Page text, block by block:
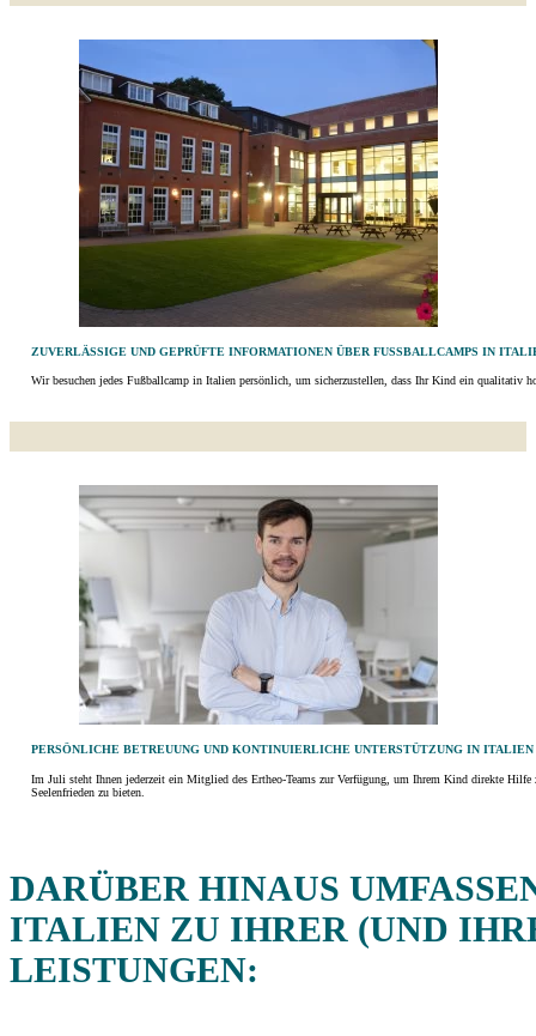
ZUVERLÄSSIGE UND GEPRÜFTE INFORMATIONEN ÜBER FUSSBALLCAMPS IN
Wir besuchen jedes Fußballcamp in Italien persönlich, um sicherzustellen, dass Ihr Kind ein qualitativ
PERSÖNLICHE BETREUUNG UND KONTINUIERLICHE UNTERSTÜTZUNG IN ITALIEN
Im Juli steht Ihnen jederzeit ein Mitglied des Ertheo-Teams zur Verfügung, um Ihrem Kind direkte
Seelenfrieden zu bieten.
DARÜBER HINAUS
TALIEN
ZU IHRER (UND
LEISTUNGEN: